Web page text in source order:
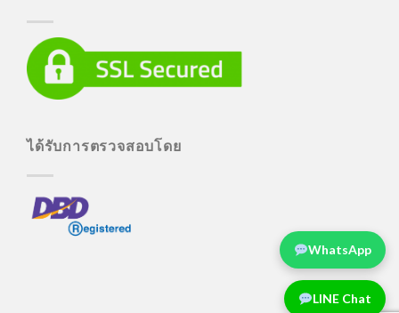
ได้รับการตรวจสอบโดย
LINE Chat
WhatsApp